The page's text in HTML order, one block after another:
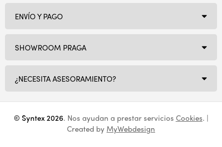
SHOWROOM PRAGA
¿NECESITA ASESORAMIENTO?
ENVÍO Y PAGO
© Syntex 2026. Nos ayudan a prestar servicios Cookies. |
Created by MyWebdesign